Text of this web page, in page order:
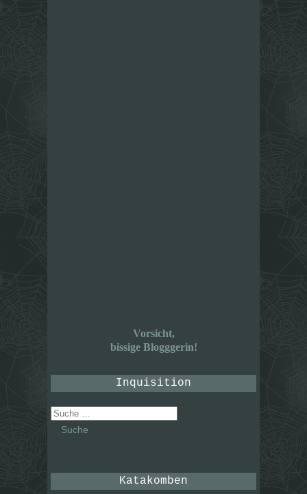
Vorsicht,
bissige Blogggerin!
Inquisition
Suche
nach:
Katakomben